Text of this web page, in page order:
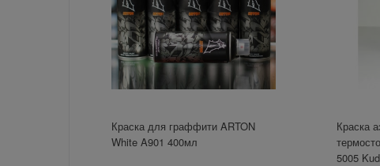
Краска для граффити ARTON
White A901 400мл
Краска
5005